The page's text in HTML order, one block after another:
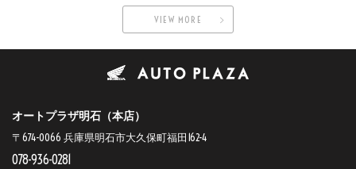
VIEW MORE
オートプラザ明石（本店）
〒674-0066 兵庫県明石市大久保町福田162-4
078-936-0281